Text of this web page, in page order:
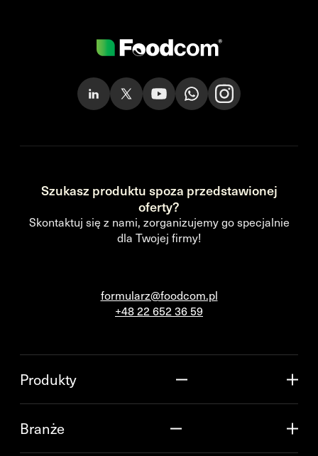
Szukasz produktu spoza przedstawionej
oferty?
Skontaktuj się z nami, zorganizujemy go specjalnie
dla Twojej firmy!
formularz@foodcom.pl
+48 22 652 36 59
Produkty
Branże